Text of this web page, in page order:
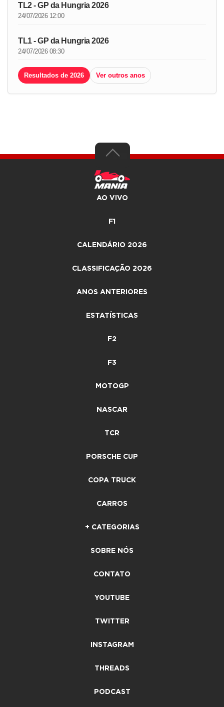
TL2 - GP da Hungria 2026
24/07/2026 12:00
TL1 - GP da Hungria 2026
24/07/2026 08:30
Resultados de 2026 Ver outros anos
AO VIVO
F1
CALENDÁRIO 2026
CLASSIFICAÇÃO 2026
ANOS ANTERIORES
ESTATÍSTICAS
F2
F3
MOTOGP
NASCAR
TCR
PORSCHE CUP
COPA TRUCK
CARROS
+ CATEGORIAS
SOBRE NÓS
CONTATO
YOUTUBE
TWITTER
INSTAGRAM
THREADS
PODCAST